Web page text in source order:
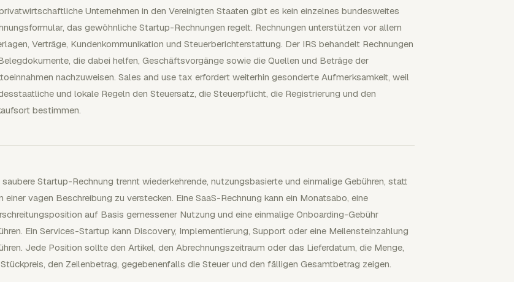
Unternehmen in den Vereinigten Staaten gibt es kein einzelnes bundesweites
das gewöhnliche Startup-Rechnungen regelt. Rechnungen unterstützen vor allem
Verträge, Kundenkommunikation und Steuerberichterstattung. Der IRS behandelt Rechnungen
die dabei helfen, Geschäftsvorgänge sowie die Quellen und Beträge der
nachzuweisen. Sales and use tax erfordert weiterhin gesonderte Aufmerksamkeit, weil
und lokale Regeln den Steuersatz, die Steuerpflicht, die Registrierung und den
bestimmen.
saubere Startup-Rechnung trennt wiederkehrende, nutzungsbasierte und einmalige Gebühren, statt
einer vagen Beschreibung zu verstecken. Eine SaaS-Rechnung kann ein Monatsabo, eine
auf Basis gemessener Nutzung und eine einmalige Onboarding-Gebühr
Ein Services-Startup kann Discovery, Implementierung, Support oder eine Meilensteinzahlung
Jede Position sollte den Artikel, den Abrechnungszeitraum oder das Lieferdatum, die Menge,
den Zeilenbetrag, gegebenenfalls die Steuer und den fälligen Gesamtbetrag zeigen.